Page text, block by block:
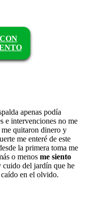
apenas podía
e intervenciones no me
quitaron dinero y
me enteré de este
la primera toma me
o menos me siento
cuido del jardín que he
en el olvido.